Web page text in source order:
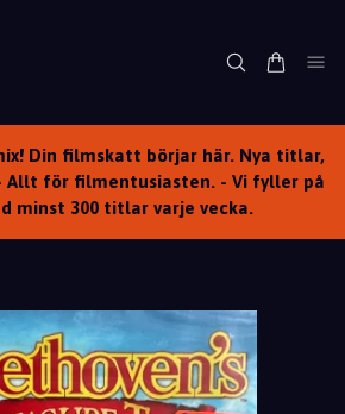
Din filmskatt börjar här. Nya titlar,
Allt för filmentusiasten. - Vi fyller på
minst 300 titlar varje vecka.